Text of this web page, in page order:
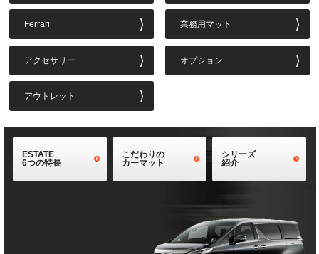
Ferrari 業務用マット
アクセサリー オプション
アウトレット
ESTATE
6つの特長
こだわりの
カーマット
シリーズ
紹介